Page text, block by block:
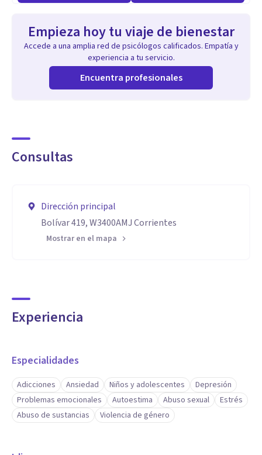
Empieza hoy tu viaje de bienestar
Accede a una amplia red de psicólogos calificados. Empatía y
experiencia a tu servicio.
Encuentra profesionales
Consultas
Dirección principal
Bolívar 419, W3400AMJ Corrientes
Mostrar en el mapa
Experiencia
Especialidades
Adicciones Ansiedad Niños y adolescentes
Depresión
Problemas emocionales
Autoestima Abuso sexual
Estrés
Abuso de sustancias
Violencia de género